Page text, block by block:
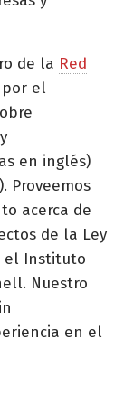
de la Red
el
en inglés)
Proveemos
acerca de
de la Ley
el Instituto
Nuestro
en el